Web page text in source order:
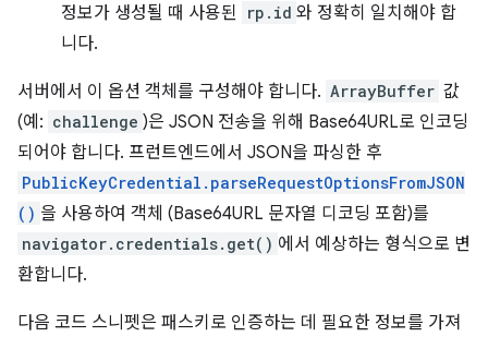
정보가 생성될 때 사용된
rp.id 와 정확히 일치해야 합
니다.
서버에서 이 옵션 객체를 구성해야 합니다. ArrayBuffer 값
(예: challenge )은 JSON 전송을 위해 Base64URL로 인코딩
되어야 합니다. 프런트엔드에서 JSON을 파싱한 후
PublicKeyCredential.parseRequestOptionsFromJSON
() 을 사용하여 객체 (Base64URL 문자열 디코딩 포함)를
navigator.credentials.get() 에서 예상하는 형식으로 변
환합니다.
다음 코드 스니펫은 패스키로 인증하는 데 필요한 정보를 가져